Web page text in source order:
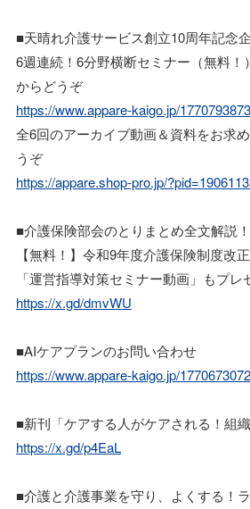
■天晴れ介護サービス創立10周年記念
6週連続！6分野横断セミナー（無料！
からどうぞ
https://www.appare-kaigo.jp/
全6回のアーカイブ動画＆資料をお求
うぞ
https://appare.shop-pro.jp/
■介護保険部会のとりまとめ全文解説！
【無料！】令和9年度介護保険制度改
「運営指導対策セミナー動画」もプレ
https://x.gd/dmvWU
■AIケアプランのお問い合わせ
https://www.appare-kaigo.jp/
■新刊「ケアする人がケアされる！組
https://x.gd/p4EaL
■介護と介護事業を守り、よくする！